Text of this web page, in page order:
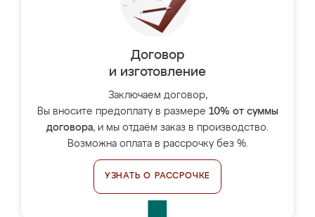
Договор
и изготовление
Заключаем договор,
Вы вносите предоплату в размере 10% от суммы
договора, и мы отдаём заказ в производство.
Возможна оплата в рассрочку без %.
УЗНАТЬ О РАССРОЧКЕ